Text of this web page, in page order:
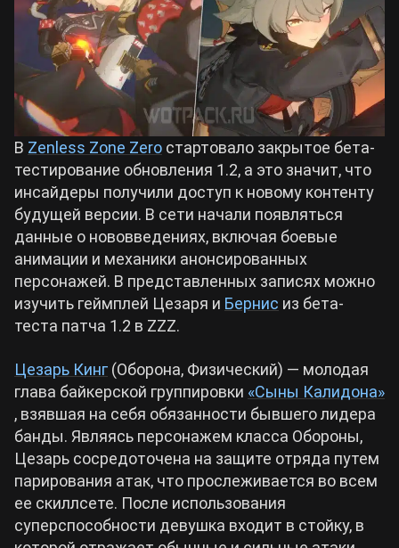
Crimson Desert
Zenless Zone Zero
Kingdom Come: Deliverance 2
Path of Exile 2
Wuthering Waves
Roblox
Hogwarts Legacy
Cyberpunk 2077
Все игры
Билды Arknights: Endfield
Билды Wuthering Waves
Билды Cyberpunk 2077
Билды Path of Exile 2
В Zenless Zone Zero стартовало закрытое бета-
тестирование обновления 1.2, а это значит, что
инсайдеры получили доступ к новому контенту
будущей версии. В сети начали появляться
данные о нововведениях, включая боевые
анимации и механики анонсированных
персонажей. В представленных записях можно
изучить геймплей Цезаря и Бернис из бета-
теста патча 1.2 в ZZZ.
Цезарь Кинг (Оборона, Физический) — молодая
глава байкерской группировки «Сыны Калидона»
, взявшая на себя обязанности бывшего лидера
банды. Являясь персонажем класса Обороны,
Цезарь сосредоточена на защите отряда путем
парирования атак, что прослеживается во всем
ее скиллсете. После использования
суперспособности девушка входит в стойку, в